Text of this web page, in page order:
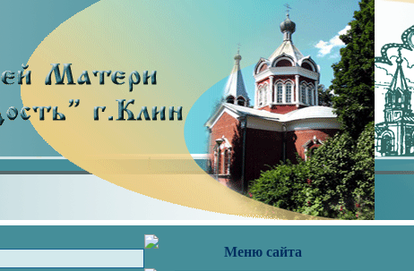
Меню сайта